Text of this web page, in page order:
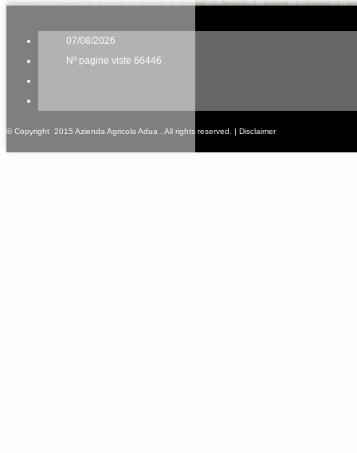
07/08/2026
Nº pagine viste 66446
© Copyright 2015 Azienda Agricola Adua . All rights reserved. | Disclaimer